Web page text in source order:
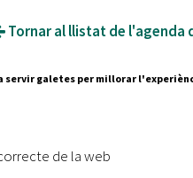
Tornar al llistat de l'agenda
80 88 88
servir galetes per millorar
de la web